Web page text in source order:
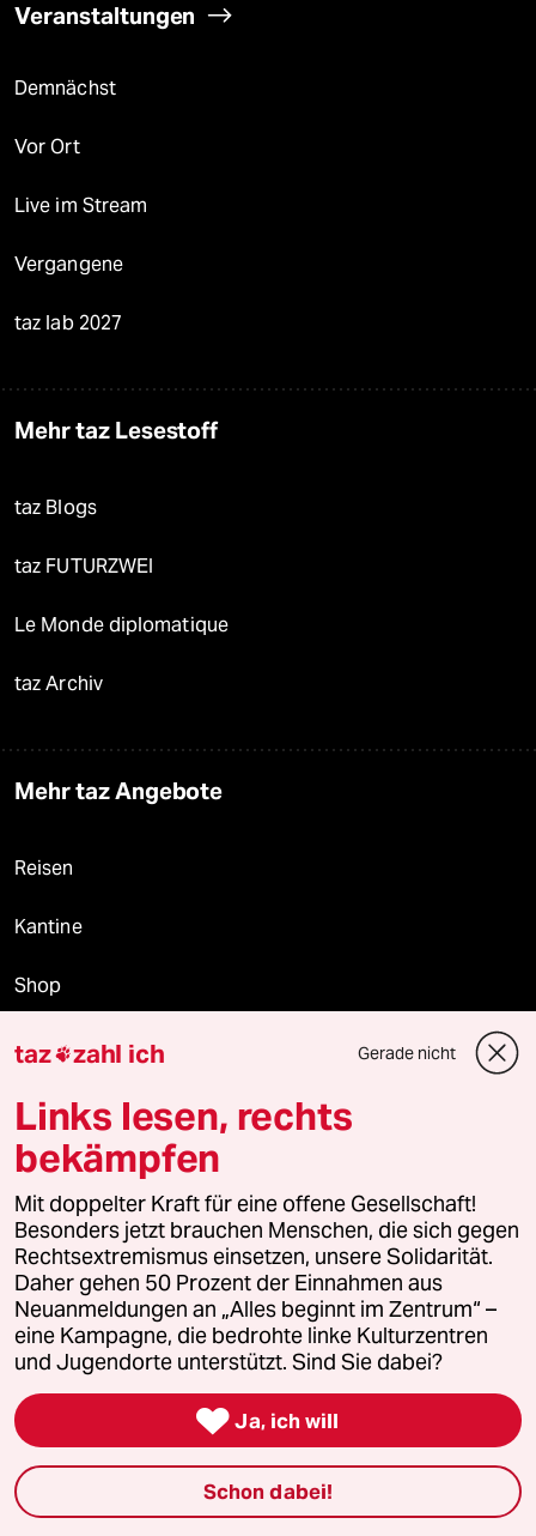
Veranstaltungen
Demnächst
Vor Ort
Live im Stream
Vergangene
taz lab 2027
Mehr taz Lesestoff
taz Blogs
taz FUTURZWEI
Le Monde diplomatique
taz Archiv
Mehr taz Angebote
Reisen
Kantine
Shop
Anzeigen
Fragen & Hilfe
Feedback
Aboservice
ePaper Login
Downloads für Abonnierende
© 2026 taz Verlags und Vertriebs GmbH
taz zahl ich Gerade nicht
Links lesen, rechts
bekämpfen
Mit doppelter Kraft für eine offene Gesellschaft!
Besonders jetzt brauchen Menschen, die sich gegen
Rechtsextremismus einsetzen, unsere Solidarität.
Daher gehen 50 Prozent der Einnahmen aus
Neuanmeldungen an „Alles beginnt im Zentrum“ –
eine Kampagne, die bedrohte linke Kulturzentren
und Jugendorte unterstützt. Sind Sie dabei?
 Ja, ich will
Schon dabei!